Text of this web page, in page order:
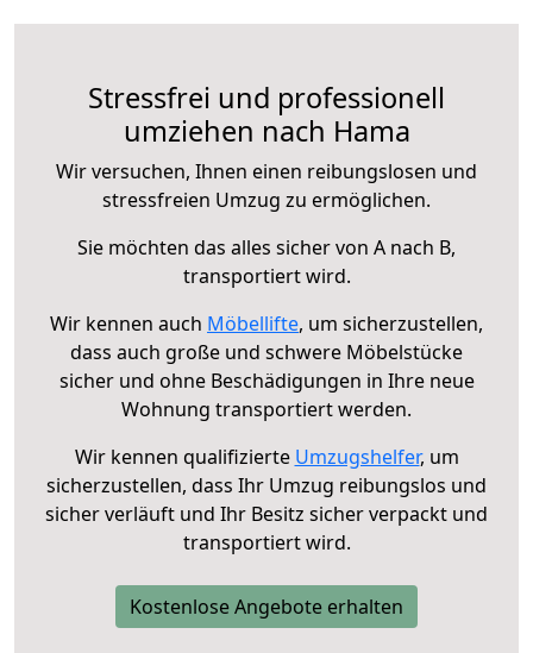
Stressfrei und professionell
umziehen nach Hama
Wir versuchen, Ihnen einen reibungslosen und
stressfreien Umzug zu ermöglichen.
Sie möchten das alles sicher von A nach B,
transportiert wird.
Wir kennen auch Möbellifte, um sicherzustellen,
dass auch große und schwere Möbelstücke
sicher und ohne Beschädigungen in Ihre neue
Wohnung transportiert werden.
Wir kennen qualifizierte Umzugshelfer, um
sicherzustellen, dass Ihr Umzug reibungslos und
sicher verläuft und Ihr Besitz sicher verpackt und
transportiert wird.
Kostenlose Angebote erhalten